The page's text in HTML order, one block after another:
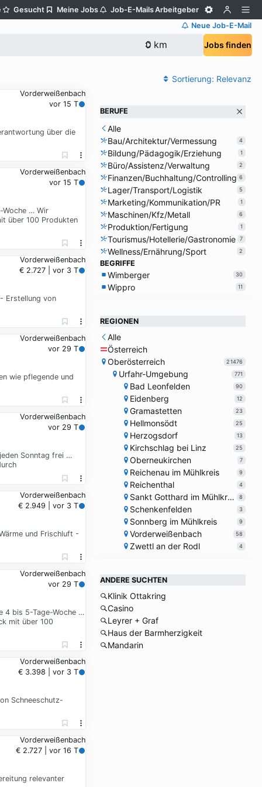
Gesucht Meine Jobs Job-E-MailsArbeitgeber
Neue Job-E-Mail
Jobs finden
Sortierung: Relevanz
Vorderweißenbach
vor 15 T
über die
Vorderweißenbach
vor 15 T
Woche … Wir
über 100 Produkten
Vorderweißenbach
€ 2.727 | vor 3 T
Erstellung von
Vorderweißenbach
vor 29 T
wie pflegende und
Vorderweißenbach
vor 29 T
Sonntag frei …
Vorderweißenbach
€ 2.949 | vor 3 T
und Frischluft -
Vorderweißenbach
vor 29 T
4 bis 5-Tage-Woche …
mit über 100
Vorderweißenbach
€ 3.398 | vor 3 T
Schneeschutz-
Vorderweißenbach
€ 2.727 | vor 16 T
relevanter
BERUFE
Alle
Bau/Architektur/Vermessung
4
Bildung/Pädagogik/Erziehung 1
Büro/Assistenz/Verwaltung 2
Finanzen/Buchhaltung/Controlling 6
Lager/Transport/Logistik 5
Marketing/Kommunikation/PR 1
Maschinen/Kfz/Metall 6
Produktion/Fertigung 1
Tourismus/Hotellerie/Gastronomie 7
Wellness/Ernährung/Sport 2
BEGRIFFE
Wimberger 30
Wippro 11
REGIONEN
Alle
Österreich
Oberösterreich
21476
Urfahr-Umgebung 771
Bad Leonfelden 90
Eidenberg 12
Gramastetten 23
Hellmonsödt 25
Herzogsdorf 13
Kirchschlag bei Linz 25
Oberneukirchen 7
Reichenau im Mühlkreis 9
Reichenthal 4
Sankt Gotthard im Mühlkreis 8
Schenkenfelden 3
Sonnberg im Mühlkreis 9
Vorderweißenbach 58
Zwettl an der Rodl 4
ANDERE SUCHTEN
Klinik Ottakring
Casino
Leyrer + Graf
Haus der Barmherzigkeit
Mandarin